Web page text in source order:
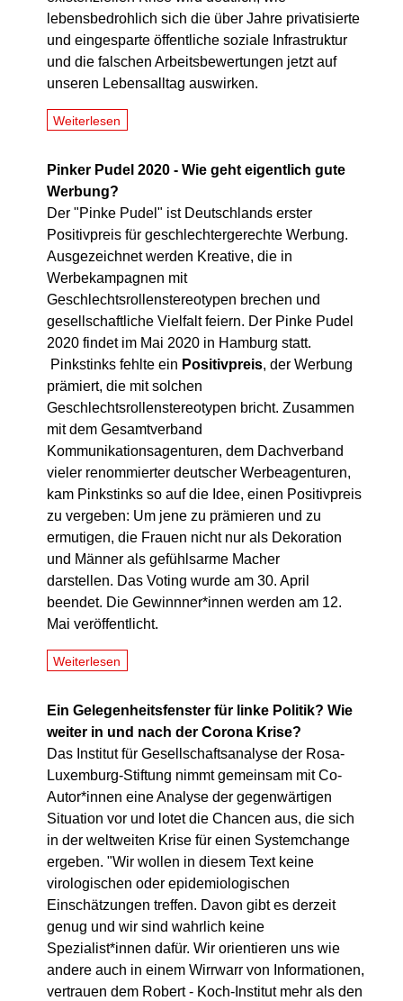
lebensbedrohlich sich die über Jahre privatisierte
und eingesparte öffentliche soziale Infrastruktur
und die falschen Arbeitsbewertungen jetzt auf
unseren Lebensalltag auswirken.
Weiterlesen
Pinker Pudel 2020 - Wie geht eigentlich gute
Werbung?
Der "Pinke Pudel" ist Deutschlands erster
Positivpreis für geschlechtergerechte Werbung.
Ausgezeichnet werden Kreative, die in
Werbekampagnen mit
Geschlechtsrollenstereotypen brechen und
gesellschaftliche Vielfalt feiern. Der Pinke Pudel
2020 findet im Mai 2020 in Hamburg statt.
Pinkstinks fehlte ein Positivpreis, der Werbung
prämiert, die mit solchen
Geschlechtsrollenstereotypen bricht. Zusammen
mit dem Gesamtverband
Kommunikationsagenturen, dem Dachverband
vieler renommierter deutscher Werbeagenturen,
kam Pinkstinks so auf die Idee, einen Positivpreis
zu vergeben: Um jene zu prämieren und zu
ermutigen, die Frauen nicht nur als Dekoration
und Männer als gefühlsarme Macher
darstellen. Das Voting wurde am 30. April
beendet. Die Gewinnner*innen werden am 12.
Mai veröffentlicht.
Weiterlesen
Ein Gelegenheitsfenster für linke Politik? Wie
weiter in und nach der Corona Krise?
Das Institut für Gesellschaftsanalyse der Rosa-
Luxemburg-Stiftung nimmt gemeinsam mit Co-
Autor*innen eine Analyse der gegenwärtigen
Situation vor und lotet die Chancen aus, die sich
in der weltweiten Krise für einen Systemchange
ergeben. "Wir wollen in diesem Text keine
virologischen oder epidemiologischen
Einschätzungen treffen. Davon gibt es derzeit
genug und wir sind wahrlich keine
Spezialist*innen dafür. Wir orientieren uns wie
andere auch in einem Wirrwarr von Informationen,
vertrauen dem Robert - Koch-Institut mehr als den